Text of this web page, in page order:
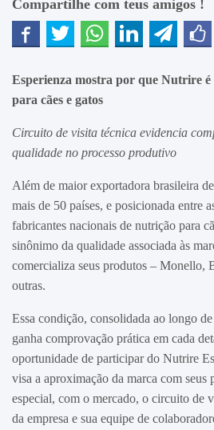
Compartilhe com teus amigos !
Esperienza mostra por que Nutrire
para cães e gatos
Circuito de visita técnica evidencia
qualidade no processo produtivo
Além de maior exportadora brasileira
mais de 50 países, e posicionada entre
fabricantes nacionais de nutrição para
sinônimo da qualidade associada às
comercializa seus produtos – Monello,
outras.
Essa condição, consolidada ao longo
ganha comprovação prática em cada
oportunidade de participar do Nutrire
visa a aproximação da marca com seus
especial, com o mercado, o circuito de
da empresa e sua equipe de